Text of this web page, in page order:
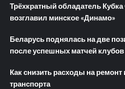
Трёхкратный обладатель
возглавил минское «Динамо»
Беларусь поднялась на две
после успешных матчей клубов
Как снизить расходы на
транспорта